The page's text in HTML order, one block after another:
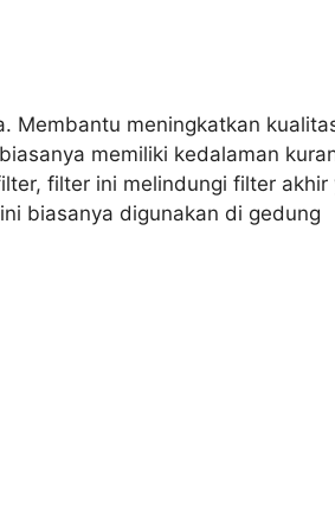
Membantu meningkatkan
memiliki kedalaman
filter ini melindungi filter akhir
biasanya digunakan di gedung